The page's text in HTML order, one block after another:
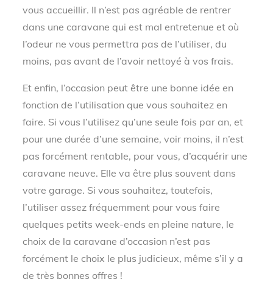
vous accueillir. Il n’est pas agréable de rentrer
dans une caravane qui est mal entretenue et où
l’odeur ne vous permettra pas de l’utiliser, du
moins, pas avant de l’avoir nettoyé à vos frais.
Et enfin, l’occasion peut être une bonne idée en
fonction de l’utilisation que vous souhaitez en
faire. Si vous l’utilisez qu’une seule fois par an, et
pour une durée d’une semaine, voir moins, il n’est
pas forcément rentable, pour vous, d’acquérir une
caravane neuve. Elle va être plus souvent dans
votre garage. Si vous souhaitez, toutefois,
l’utiliser assez fréquemment pour vous faire
quelques petits week-ends en pleine nature, le
choix de la caravane d’occasion n’est pas
forcément le choix le plus judicieux, même s’il y a
de très bonnes offres !